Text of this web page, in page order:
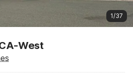
1/37
West